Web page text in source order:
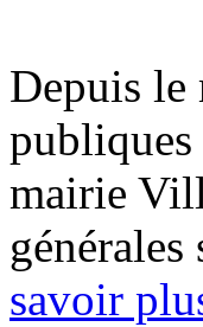
Depuis le
publiques
mairie
savoir